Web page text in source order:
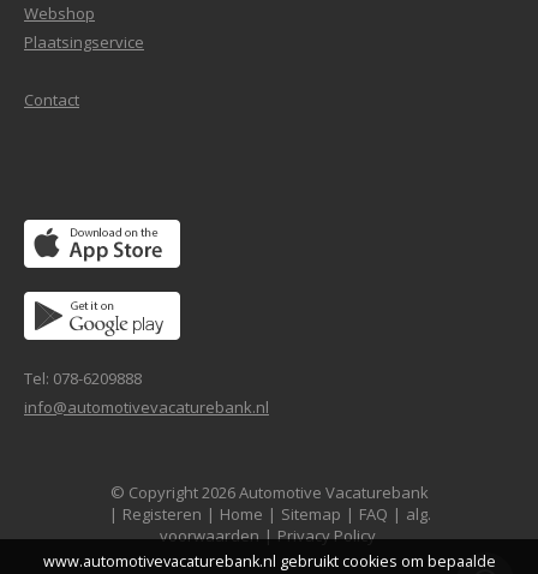
Webshop
Plaatsingservice
Contact
Tel: 078-6209888
info@automotivevacaturebank.nl
© Copyright 2026 Automotive Vacaturebank
| Registeren | Home | Sitemap | FAQ | alg.
voorwaarden | Privacy Policy
www.automotivevacaturebank.nl gebruikt cookies om bepaalde